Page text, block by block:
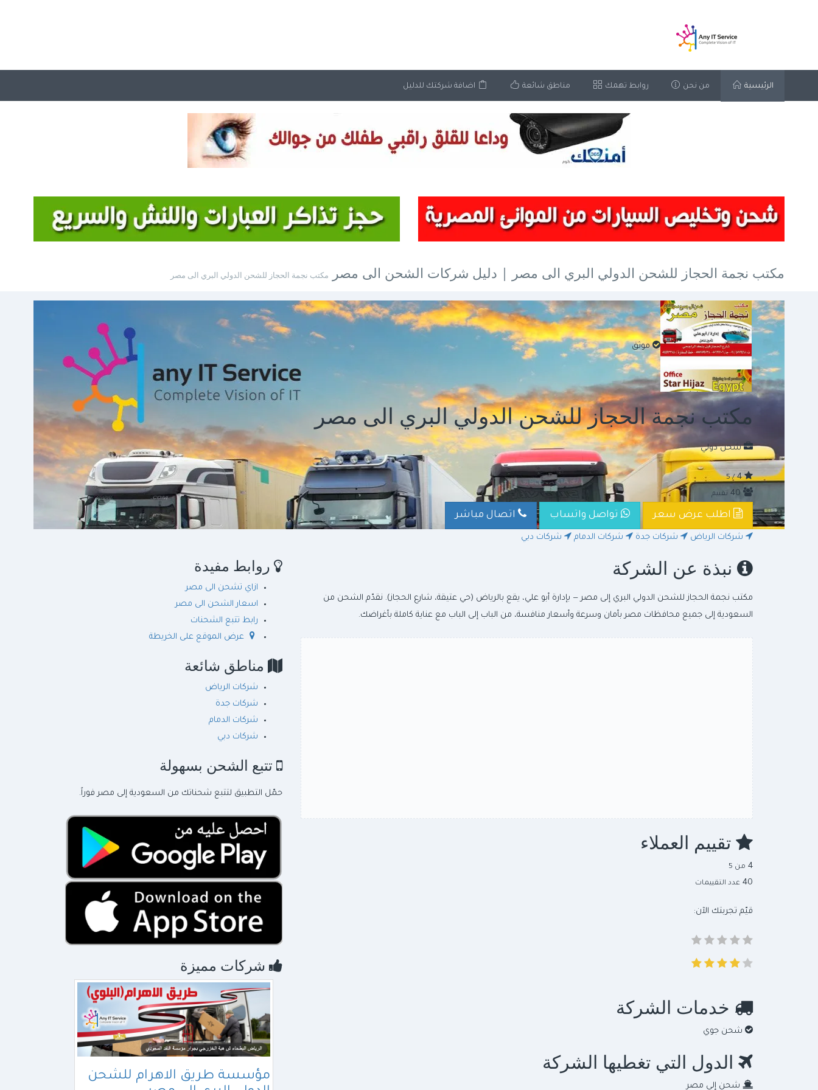
الرئيسية من نحن روابط تهمك مناطق شائعة اضافة شركتك للدليل
مكتب نجمة الحجاز للشحن الدولي البري الى مصر | دليل شركات الشحن الى مصر مكتب نجمة الحجاز للشحن الدولي البري الى مصر
موثق
مكتب نجمة الحجاز للشحن الدولي البري الى مصر
شحن دولي
4
/ 5
40 تقييم
اطلب عرض سعر تواصل واتساب اتصال مباشر
شركات الرياض شركات جدة شركات الدمام شركات دبي
نبذة عن الشركة
مكتب نجمة الحجاز للشحن الدولي البري إلى مصر — بإدارة أبو علي، يقع بالرياض (حي عتيقة، شارع الحجاز). نقدّم الشحن من
السعودية إلى جميع محافظات مصر بأمان وسرعة وأسعار منافسة، من الباب إلى الباب مع عناية كاملة بأغراضك.
تقييم العملاء
4 من 5
40 عدد التقييمات
قيّم تجربتك الآن:
خدمات الشركة
شحن جوي
الدول التي تغطيها الشركة
شحن إلى مصر
روابط مفيدة
ازاي تشحن الى مصر
اسعار الشحن الى مصر
رابط تتبع الشحنات
عرض الموقع على الخريطة
مناطق شائعة
شركات الرياض
شركات جدة
شركات الدمام
شركات دبي
تتبع الشحن بسهولة
حمّل التطبيق لتتبع شحناتك من السعودية إلى مصر فوراً.
شركات مميزة
مؤسسة طريق الاهرام للشحن